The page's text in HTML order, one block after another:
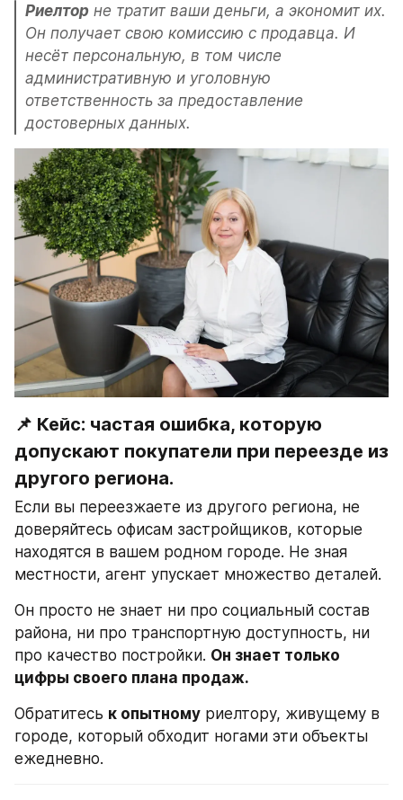
Риелтор не тратит ваши деньги, а экономит их.
Он получает свою комиссию с продавца. И
несёт персональную, в том числе
административную и уголовную
ответственность за предоставление
достоверных данных.
📌 Кейс: частая ошибка, которую
допускают покупатели при переезде из
другого региона.
Если вы переезжаете из другого региона, не
доверяйтесь офисам застройщиков, которые
находятся в вашем родном городе. Не зная
местности, агент упускает множество деталей.
Он просто не знает ни про социальный состав
района, ни про транспортную доступность, ни
про качество постройки. Он знает только
цифры своего плана продаж.
Обратитесь к опытному риелтору, живущему в
городе, который обходит ногами эти объекты
ежедневно.